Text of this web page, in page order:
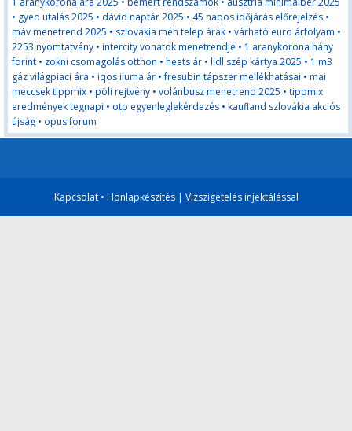
• gyed utalás 2025 • dávid naptár 2025 • 45 napos időjárás előrejelzés •
máv menetrend 2025 • szlovákia méh telep árak • várható euro árfolyam •
2253 nyomtatvány • intercity vonatok menetrendje • 1 aranykorona hány
forint • zokni csomagolás otthon • heets ár • lidl szép kártya 2025 • 1 m3
gáz világpiaci ára • iqos iluma ár •fresubin tápszer mellékhatásai • mai
meccsek tippmix • pöli rejtvény • volánbusz menetrend 2025 • tippmix
eredmények tegnapi • otp egyenleglekérdezés • kaufland szlovákia akciós
újság • opus forum
Kapcsolat• Honlapkészítés| Vízszigetelés injektálással